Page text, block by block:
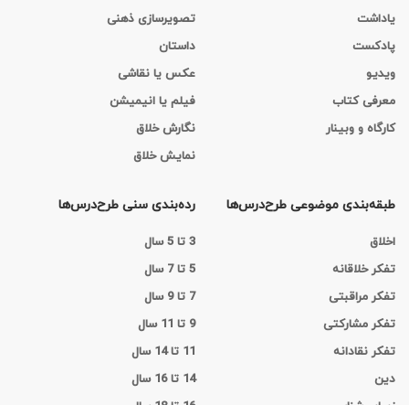
یاداشت
پادکست
ویدیو
معرفی کتاب
کارگاه‌ و وبینار
تصویرسازی ذهنی
داستان
عکس یا نقاشی
فیلم یا انیمیشن
نگارش خلاق
نمایش خلاق
طبقه‌بندی موضوعی طرح‌درس‌ها
اخلاق
تفکر خلاقانه
تفکر مراقبتی
تفکر مشارکتی
تفکر نقادانه
دین
رده‌بندی سنی طرح‌درس‌ها
3 تا 5 سال
5 تا 7 سال
7 تا 9 سال
9 تا 11 سال
11 تا 14 سال
14 تا 16 سال